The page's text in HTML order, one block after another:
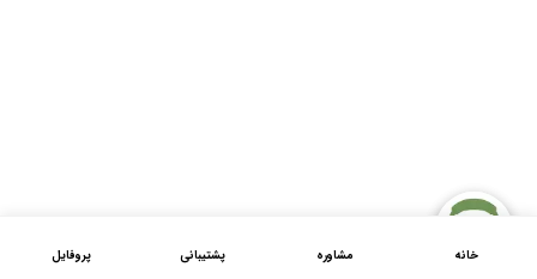
خانه مشاوره پشتیبانی پروفایل